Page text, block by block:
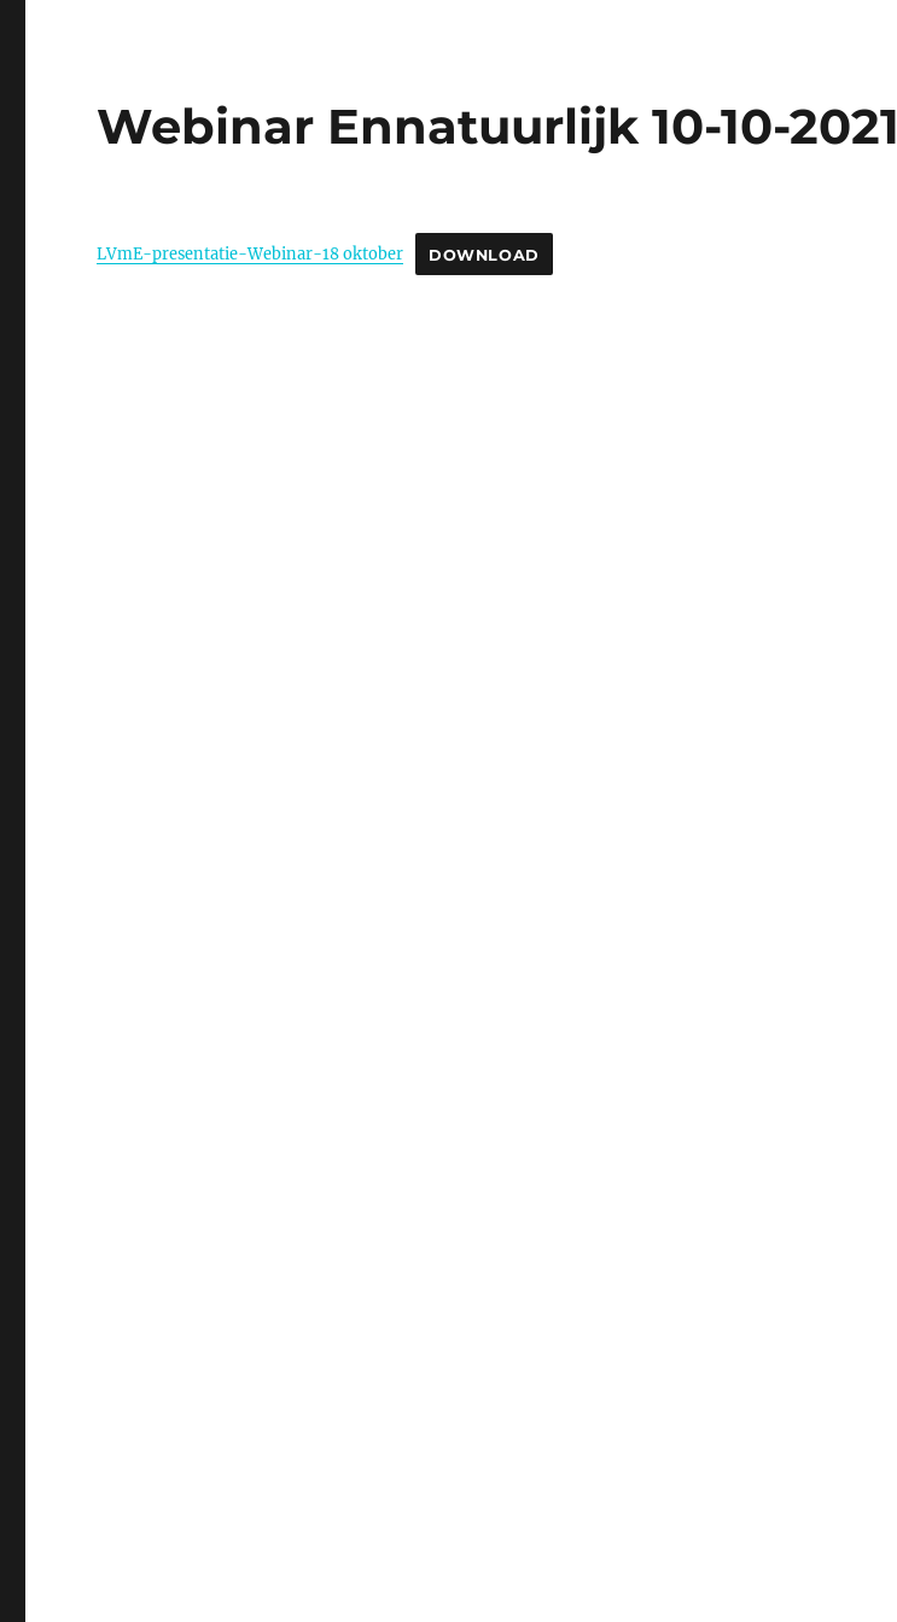
Webinar Ennatuurlijk 10-10-2021
LVmE-presentatie-Webinar-18 oktober DOWNLOAD